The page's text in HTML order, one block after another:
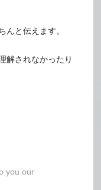
んと伝えます。
解されなかったり
you our